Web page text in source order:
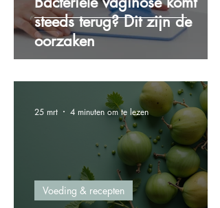
steeds terug? Dit zijn de
oorzaken
Voeding & recepten
25 mrt 4 minuten om te lezen